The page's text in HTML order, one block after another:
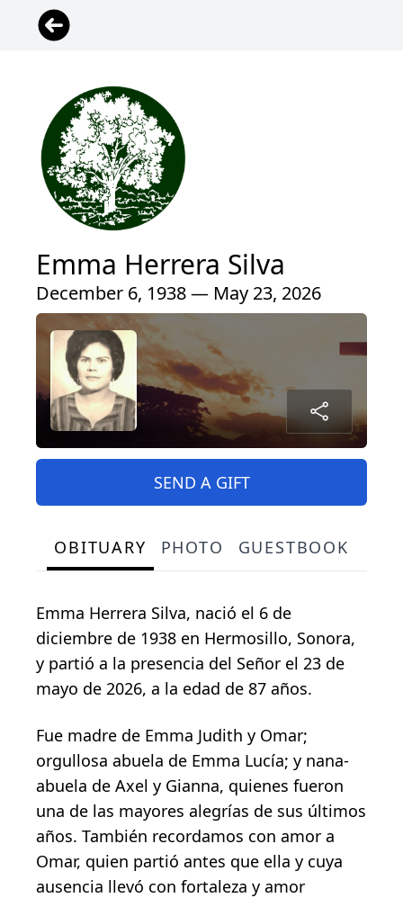
Emma Herrera Silva
December 6, 1938 — May 23, 2026
SEND A GIFT
OBITUARY PHOTO GUESTBOOK
Emma Herrera Silva, nació el 6 de
diciembre de 1938 en Hermosillo, Sonora,
y partió a la presencia del Señor el 23 de
mayo de 2026, a la edad de 87 años.
Fue madre de Emma Judith y Omar;
orgullosa abuela de Emma Lucía; y nana-
abuela de Axel y Gianna, quienes fueron
una de las mayores alegrías de sus últimos
años. También recordamos con amor a
Omar, quien partió antes que ella y cuya
ausencia llevó con fortaleza y amor